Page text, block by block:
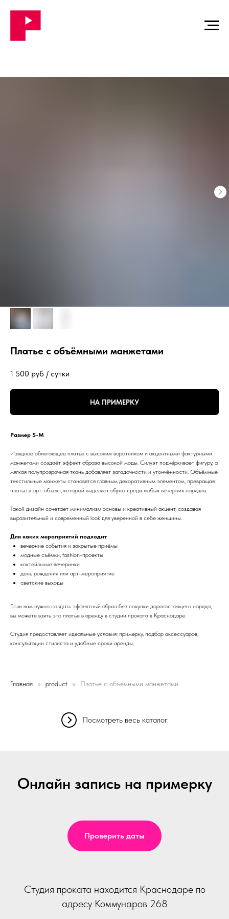
Платье с объёмными манжетами
1 500 руб / сутки
НА ПРИМЕРКУ
Размер S-M
Изящное облегающее платье с высоким воротником и акцентными фактурными
манжетами создаёт эффект образа высокой моды. Силуэт подчёркивает фигуру, а
мягкая полупрозрачная ткань добавляет загадочности и утончённости. Объёмные
текстильные манжеты становятся главным декоративным элементом, превращая
платье в арт-объект, который выделяет образ среди любых вечерних нарядов.
Такой дизайн сочетает минимализм основы и креативный акцент, создавая
выразительный и современный look для уверенной в себе женщины.
Для каких мероприятий подходит
вечерние события и закрытые приёмы
модные съёмки, fashion-проекты
коктейльные вечеринки
день рождения или арт-мероприятие
светские выходы
Если вам нужно создать эффектный образ без покупки дорогостоящего наряда,
вы можете взять это платье в аренду в студии проката в Краснодаре.
Студия предоставляет идеальные условия: примерку, подбор аксессуаров,
консультации стилиста и удобные сроки аренды.
Главная product Платье с объёмными манжетами
Посмотреть весь каталог
Онлайн запись на примерку
Проверить даты
Студия проката находится Краснодаре по
адресу Коммунаров 268